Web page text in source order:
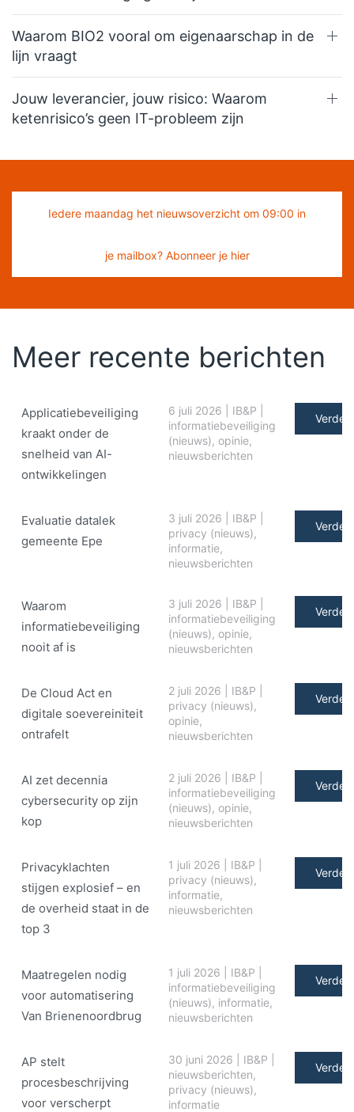
Waarom BIO2 vooral om eigenaarschap in de
lijn vraagt
Jouw leverancier, jouw risico: Waarom
ketenrisico’s geen IT-probleem zijn
Iedere maandag het nieuwsoverzicht om 09:00 in
je mailbox? Abonneer je hier
Meer recente berichten
Applicatiebeveiliging
kraakt onder de
snelheid van AI-
ontwikkelingen
6 juli 2026 IB&P
informatiebeveiliging
(nieuws), opinie,
nieuwsberichten
Verder
Evaluatie datalek
gemeente Epe
3 juli 2026 IB&P
privacy (nieuws),
informatie,
nieuwsberichten
Verder
Waarom
informatiebeveiliging
nooit af is
3 juli 2026 IB&P
informatiebeveiliging
(nieuws), opinie,
nieuwsberichten
Verder
De Cloud Act en
digitale soe­ve­rei­ni­teit
ontrafelt
2 juli 2026 IB&P
privacy (nieuws),
opinie,
nieuwsberichten
Verder
AI zet decennia
cybersecurity op zijn
kop
2 juli 2026 IB&P
informatiebeveiliging
(nieuws), opinie,
nieuwsberichten
Verder
Privacyklachten
stijgen explosief – en
de overheid staat in de
top 3
1 juli 2026 IB&P
privacy (nieuws),
informatie,
nieuwsberichten
Verder
Maatregelen nodig
voor automatisering
Van Brienenoordbrug
1 juli 2026 IB&P
informatiebeveiliging
(nieuws), informatie,
nieuwsberichten
Verder
AP stelt
procesbeschrijving
voor verscherpt
30 juni 2026 IB&P
nieuwsberichten,
privacy (nieuws),
informatie
Verder